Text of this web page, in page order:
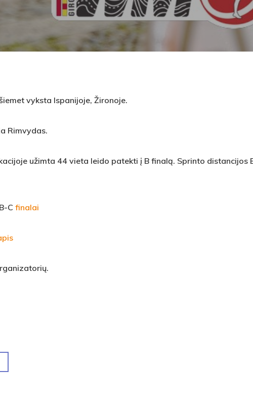
vyksta Ispanijoje, Žironoje.
Rimvydas.
užimta 44 vieta leido patekti į B finalą. Sprinto distancijos
Cfinalai